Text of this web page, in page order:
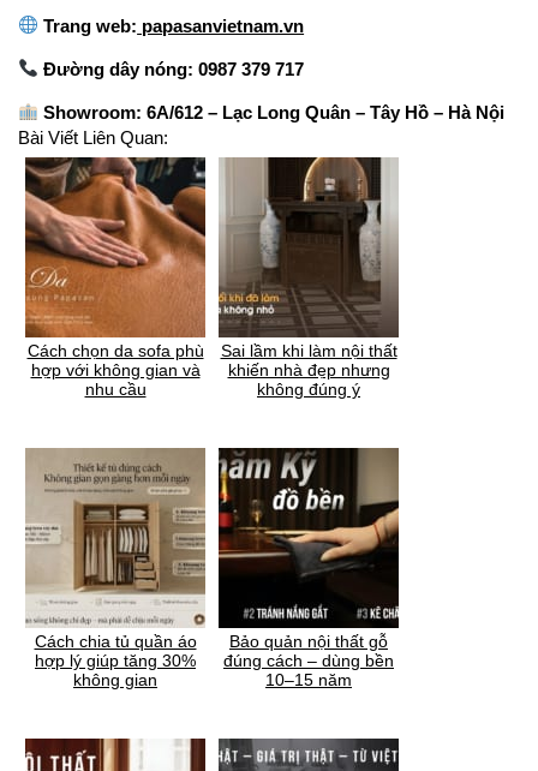
Trang web: papasanvietnam.vn
Đường dây nóng: 0987 379 717
Showroom: 6A/612 – Lạc Long Quân – Tây Hồ – Hà Nội
Bài Viết Liên Quan:
Cách chọn da sofa phù
hợp với không gian và
nhu cầu
Sai lầm khi làm nội thất
khiến nhà đẹp nhưng
không đúng ý
Cách chia tủ quần áo
hợp lý giúp tăng 30%
không gian
Bảo quản nội thất gỗ
đúng cách – dùng bền
10–15 năm